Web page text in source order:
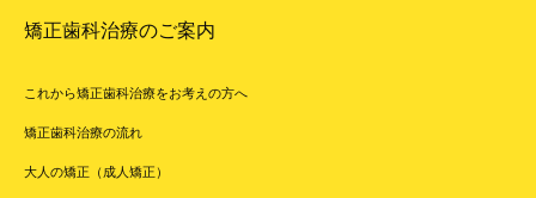
矯正歯科治療のご案内
これから矯正歯科治療をお考えの方へ
矯正歯科治療の流れ
大人の矯正（成人矯正）